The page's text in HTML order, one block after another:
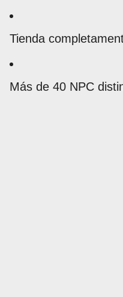
Tienda
Más de 40 NPC